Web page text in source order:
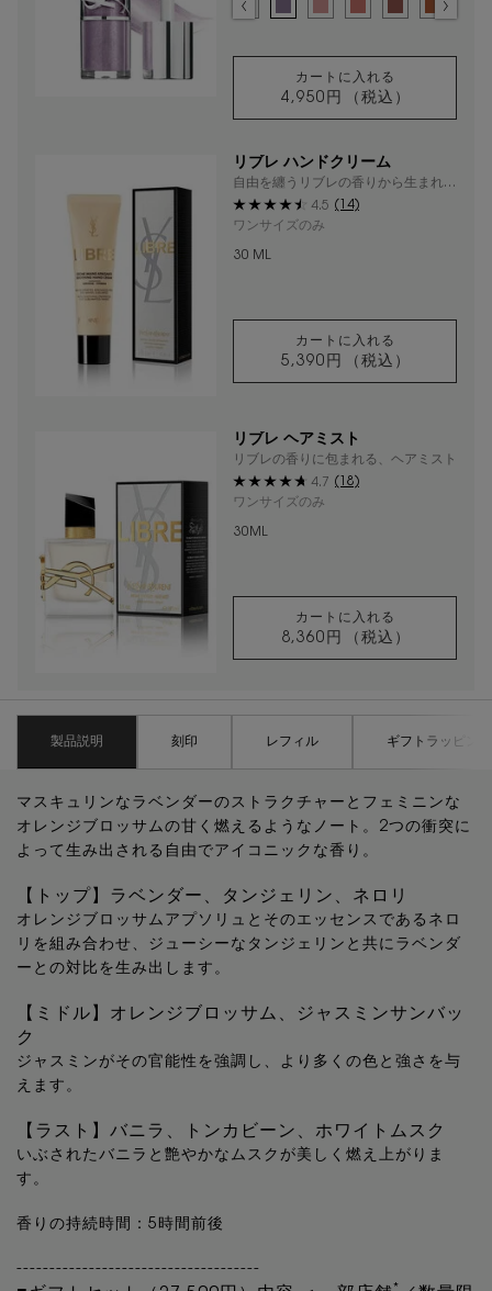
選択済み
44 - ヌード ラヴァリエール - フレンチモードな
選択済み
0 - クリスタル ダスト 【ラメ入り】 澄ん
1 - サンダー スティーラー 【ラメ
2 - ラッキー ムーンストーン
3 - メロウ マロウ - ふ
4 - ハニー ピュ
選択済み
5 - カリ
カートに入れる
4,950円
（税込）
YSL ラブシャイン
リブレ ハンドクリーム
自由を纏うリブレの香りから生まれた
フレッシュでみずみずしいハンドクリ
ーム
4.5 (14)
ワンサイズのみ
30 ML
カートに入れる
5,390円
（税込）
リブレ ハンドクリ
リブレ ヘアミスト
リブレの香りに包まれる、ヘアミスト
4.7 (18)
ワンサイズのみ
30ML
カートに入れる
8,360円
（税込）
リブレ ヘアミスト
製品説明
刻印 レフィル ギフトラッピング
マスキュリンなラベンダーのストラクチャーとフェミニンな
オレンジブロッサムの甘く燃えるようなノート。2つの衝突に
よって生み出される自由でアイコニックな香り。
【トップ】ラベンダー、タンジェリン、ネロリ
オレンジブロッサムアプソリュとそのエッセンスであるネロ
リを組み合わせ、ジューシーなタンジェリンと共にラベンダ
ーとの対比を生み出します。
【ミドル】オレンジブロッサム、ジャスミンサンバッ
ク
ジャスミンがその官能性を強調し、より多くの色と強さを与
えます。
【ラスト】バニラ、トンカビーン、ホワイトムスク
いぶされたバニラと艶やかなムスクが美しく燃え上がりま
す。
香りの持続時間：5時間前後
-------------------------------------